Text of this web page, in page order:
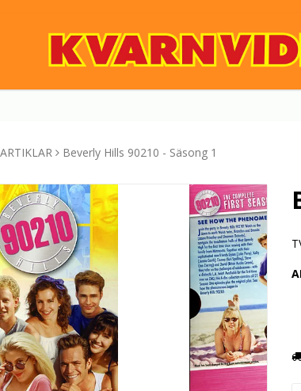
Beverly Hills 90210 - Säsong 1